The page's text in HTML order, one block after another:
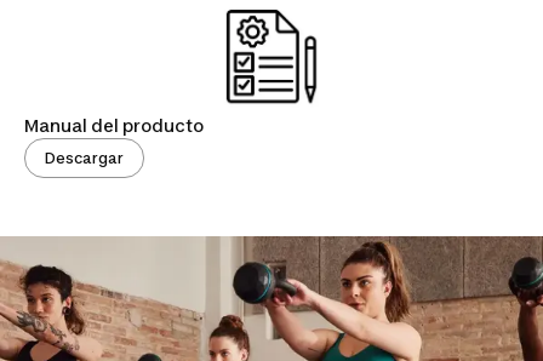
Manual del producto
Descargar